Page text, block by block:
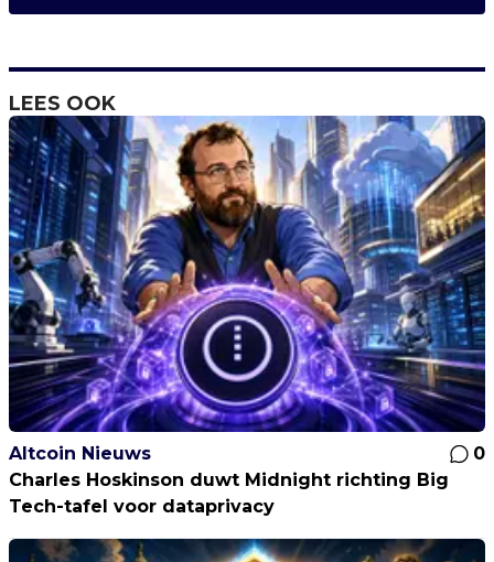
LEES OOK
Altcoin Nieuws
0
Charles Hoskinson duwt Midnight richting Big
Tech-tafel voor dataprivacy